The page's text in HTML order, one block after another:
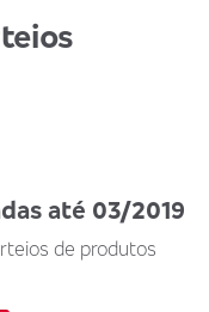
até 03/2019
de produtos